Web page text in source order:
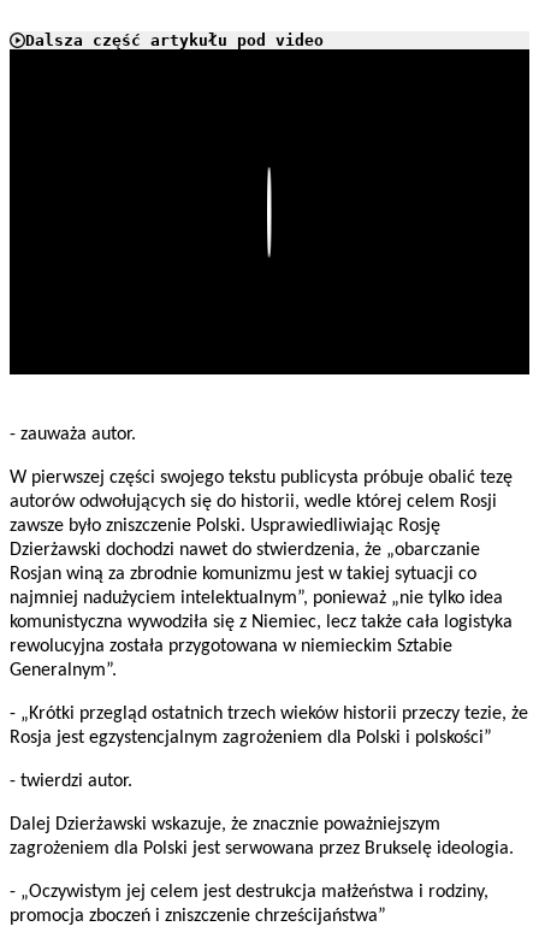
Dalsza część artykułu pod video
- zauważa autor.
W pierwszej części swojego tekstu publicysta próbuje obalić tezę
autorów odwołujących się do historii, wedle której celem Rosji
zawsze było zniszczenie Polski. Usprawiedliwiając Rosję
Dzierżawski dochodzi nawet do stwierdzenia, że „obarczanie
Rosjan winą za zbrodnie komunizmu jest w takiej sytuacji co
najmniej nadużyciem intelektualnym”, ponieważ „nie tylko idea
komunistyczna wywodziła się z Niemiec, lecz także cała logistyka
rewolucyjna została przygotowana w niemieckim Sztabie
Generalnym”.
- „Krótki przegląd ostatnich trzech wieków historii przeczy tezie, że
Rosja jest egzystencjalnym zagrożeniem dla Polski i polskości”
- twierdzi autor.
Dalej Dzierżawski wskazuje, że znacznie poważniejszym
zagrożeniem dla Polski jest serwowana przez Brukselę ideologia.
- „Oczywistym jej celem jest destrukcja małżeństwa i rodziny,
promocja zboczeń i zniszczenie chrześcijaństwa”